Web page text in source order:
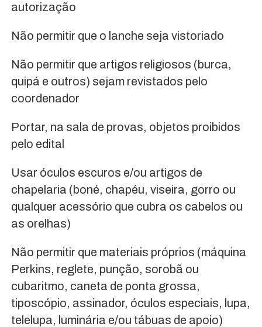
autorização
Não permitir que o lanche seja vistoriado
Não permitir que artigos religiosos (burca,
quipá e outros) sejam revistados pelo
coordenador
Portar, na sala de provas, objetos proibidos
pelo edital
Usar óculos escuros e/ou artigos de
chapelaria (boné, chapéu, viseira, gorro ou
qualquer acessório que cubra os cabelos ou
as orelhas)
Não permitir que materiais próprios (máquina
Perkins, reglete, punção, sorobã ou
cubaritmo, caneta de ponta grossa,
tiposcópio, assinador, óculos especiais, lupa,
telelupa, luminária e/ou tábuas de apoio)